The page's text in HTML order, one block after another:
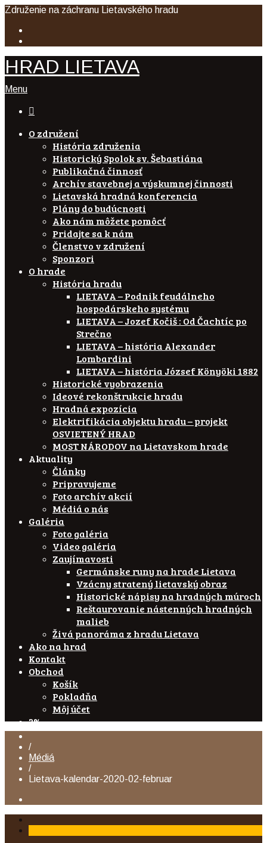
Združenie na záchranu Lietavského hradu
HRAD LIETAVA
Menu

O združení
História združenia
Historický Spolok sv. Šebastiána
Publikačná činnosť
Archív stavebnej a výskumnej činnosti
Lietavská hradná konferencia
Plány do budúcnosti
Ako nám môžete pomôcť
Pridajte sa k nám
Členstvo v združení
Sponzori
O hrade
História hradu
LIETAVA – Podnik feudálneho
hospodárskeho systému
LIETAVA – Jozef Kočiš : Od Čachtíc po
Strečno
LIETAVA – história Alexander
Lombardini
LIETAVA – história József Könyöki 1882
Historické vyobrazenia
Ideové rekonštrukcie hradu
Hradná expozícia
Elektrifikácia objektu hradu – projekt
OSVIETENÝ HRAD
MOST NÁRODOV na Lietavskom hrade
Aktuality
Články
Pripravujeme
Foto archív akcií
Médiá o nás
Galéria
Foto galéria
Video galéria
Zaujímavosti
Germánske runy na hrade Lietava
Vzácny stratený lietavský obraz
Historické nápisy na hradných múroch
Reštaurovanie nástenných hradných
malieb
Živá panoráma z hradu Lietava
Ako na hrad
Kontakt
Obchod
Košík
Pokladňa
Môj účet
2%
/
Médiá
/
Lietava-kalendar-2020-02-februar